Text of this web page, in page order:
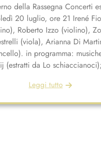
della Rassegna Concerti
20 luglio, ore 21 Irené
Roberto Izzo (violino),
(viola), Arianna Di
in programma:
(estratti da Lo
Leggi tutto